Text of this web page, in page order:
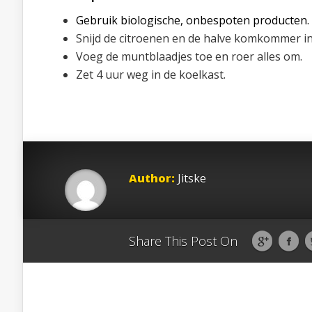
Gebruik biologische, onbespoten
Snijd de citroenen en de halve komkommer
Voeg de muntblaadjes toe en roer alles om.
Zet 4 uur weg in de koelkast.
Author: Jitske
Share This Post On